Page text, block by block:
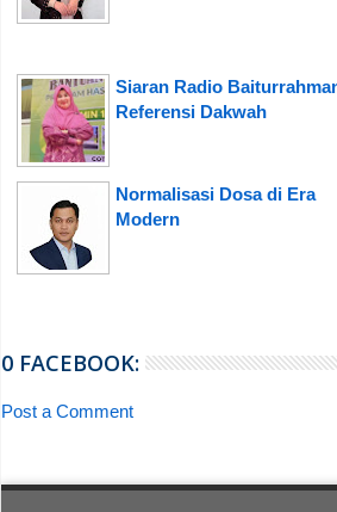
Siaran Radio
Referensi Dakwah
Normalisasi Dosa di Era
Modern
0 FACEBOOK:
Post a Comment